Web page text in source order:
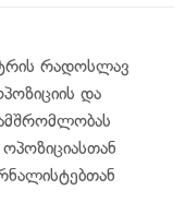
რადოსლავ
და